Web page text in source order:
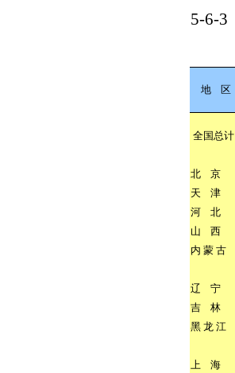
5-6-3
地 区
全国总计
北 京
天
津
河
北
山
西
内 蒙 古
辽 宁
吉
林
黑 龙 江
上 海